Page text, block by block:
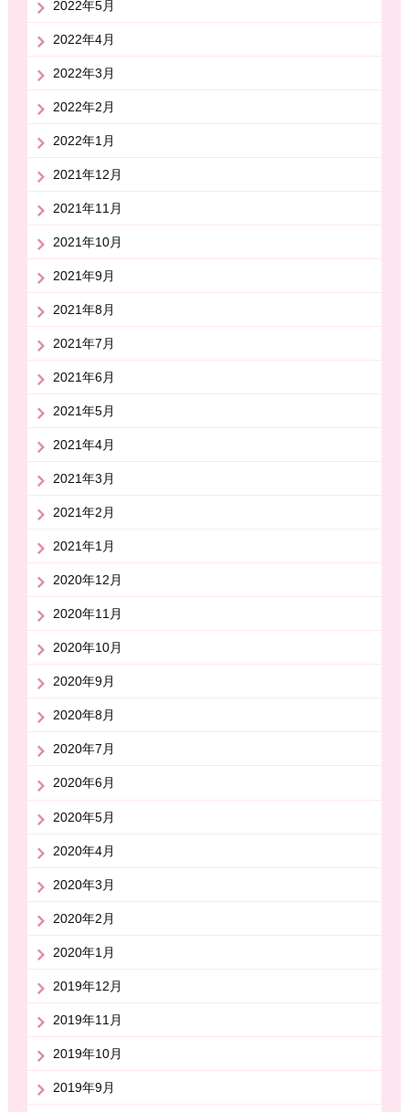
2022年5月
2022年4月
2022年3月
2022年2月
2022年1月
2021年12月
2021年11月
2021年10月
2021年9月
2021年8月
2021年7月
2021年6月
2021年5月
2021年4月
2021年3月
2021年2月
2021年1月
2020年12月
2020年11月
2020年10月
2020年9月
2020年8月
2020年7月
2020年6月
2020年5月
2020年4月
2020年3月
2020年2月
2020年1月
2019年12月
2019年11月
2019年10月
2019年9月